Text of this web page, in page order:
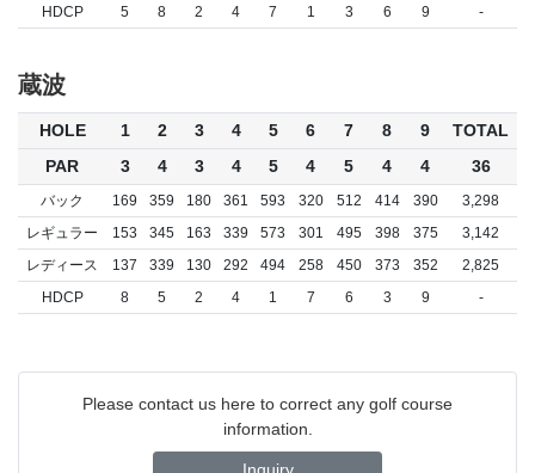
HDCP
5 8 2 4 7 1 3 6 9 -
蔵波
HOLE 1 2 3 4 5 6 7 8 9
TOTAL
PAR
3 4 3 4 5 4 5 4 4 36
バック 169 359 180 361 593 320 512 414 390
3,298
レギュラー
153 345 163 339 573 301 495 398 375
3,142
レディース
137 339 130 292 494 258 450 373 352
2,825
HDCP
8 5 2 4 1 7 6 3 9 -
Please contact us here to correct any golf course
information.
Inquiry